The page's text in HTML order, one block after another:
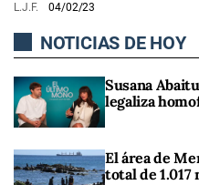
L.J.F. 04/02/23
NOTICIAS DE HOY
Susana
legaliza
El área de
total de 1.017